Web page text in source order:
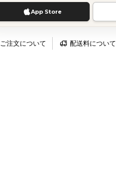
App Store
ご注文について 配送料について